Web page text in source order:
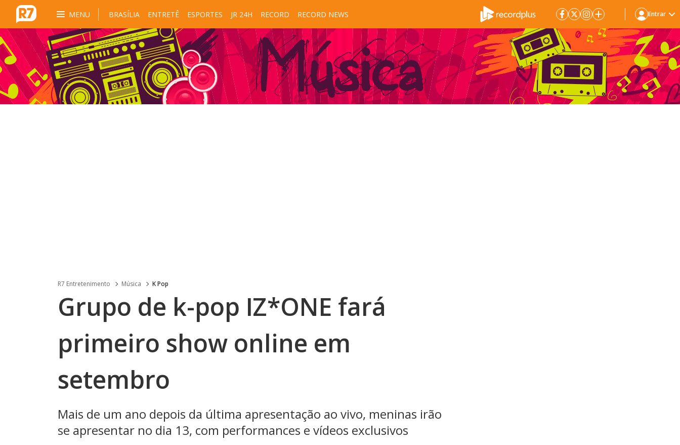
MENU BRASÍLIA ENTRETÊ ESPORTES JR 24H RECORD RECORD NEWS Entrar
R7 Entretenimento Música K Pop
Grupo de k-pop IZ*ONE fará
primeiro show online em
setembro
Mais de um ano depois da última apresentação ao vivo, meninas irão
se apresentar no dia 13, com performances e vídeos exclusivos